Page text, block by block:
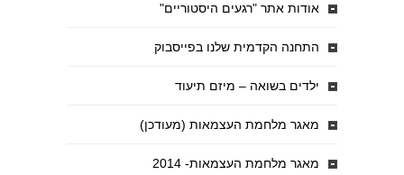
אודות אתר "רגעים היסטוריים"
התחנה הקדמית שלנו בפייסבוק
ילדים בשואה – מיזם תיעוד
מאגר מלחמת העצמאות (מעודכן)
מאגר מלחמת העצמאות- 2014